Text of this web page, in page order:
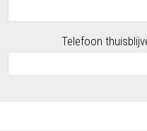
Telefoon